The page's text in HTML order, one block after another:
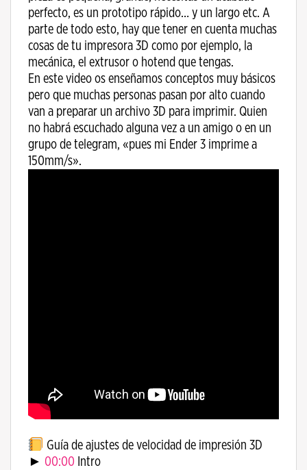
perfecto, es un prototipo rápido… y un largo etc. A
parte de todo esto, hay que tener en cuenta muchas
cosas de tu impresora 3D como por ejemplo, la
mecánica, el extrusor o hotend que tengas.
En este video os enseñamos conceptos muy básicos
pero que muchas personas pasan por alto cuando
van a preparar un archivo 3D para imprimir. Quien
no habrá escuchado alguna vez a un amigo o en un
grupo de telegram, «pues mi Ender 3 imprime a
150mm/s».
Guía de ajustes de velocidad de impresión 3D
► 00:00 Intro